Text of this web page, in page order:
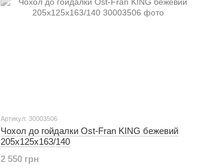
Артикул: 30003506
Чохол до гойдалки Ost-Fran KING бежевий
205х125х163/140
2 550 грн